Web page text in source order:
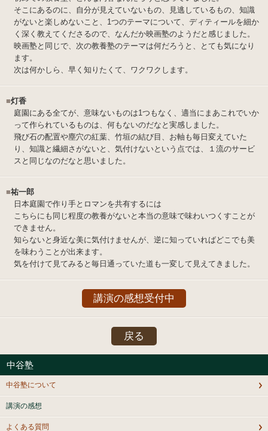
そこにあるのに、自分が見えていないもの、見逃しているもの、知識
がないと楽しめないこと、1つのテーマについて、ディティールを細か
く深く教えてくださるので、なんだか映画塾のようだと感じました。
映画塾と同じで、次の教養塾のテーマは何だろうと、とても気になり
ます。
次は何かしら、早く知りたくて、ワクワクします。
■灯香
庭園にある全てが、意味ないものは1つもなく、適当にまあこれでいか
って作られているものは、何もないのだなと実感しました。
飛び石の配置や塵穴の紅葉、竹垣の結び目、お軸も毎日変えていた
り、知識と繊細さがないと、気付けないという点では、１流のサービ
スと同じなのだなと思いました。
■祐一郎
日本庭園で作り手とロマンを共有するには
こちらにも同じ程度の教養がないと本当の意味で味わいつくすことが
できません。
知らないと身近な美に気付けませんが、逆に知っていればどこでも美
を味わうことが出来ます。
気を付けて見てみると毎日通っていた道も一変して見えてきました。
講演の感想受付中
戻る
中谷塾
中谷塾について
講演の感想
よくある質問